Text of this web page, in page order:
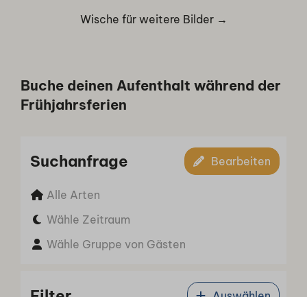
Wische für weitere Bilder →
Buche deinen Aufenthalt während der
Frühjahrsferien
Suchanfrage Bearbeiten
Alle Arten
Wähle Zeitraum
Wähle Gruppe von Gästen